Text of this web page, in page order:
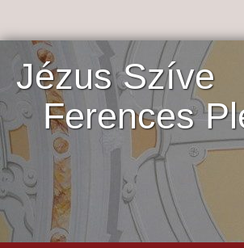
Jézus Szíve
Ferences